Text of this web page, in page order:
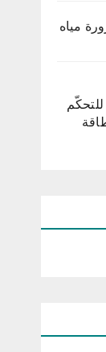
من 5000 قارورة مياه